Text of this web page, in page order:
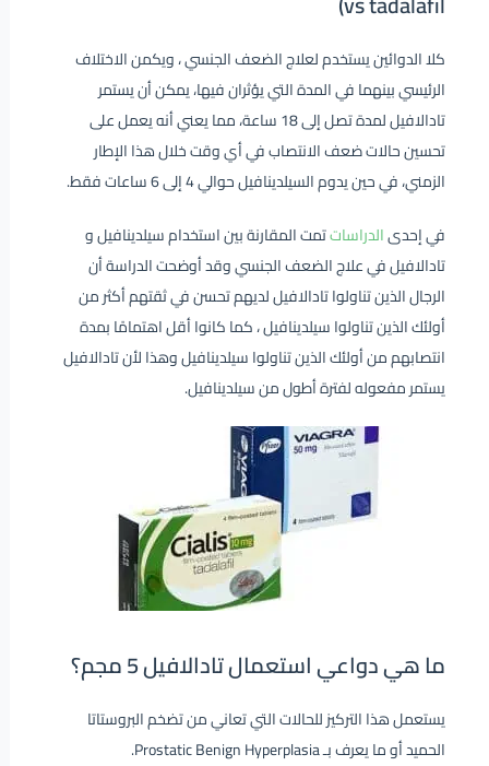
كلا الدوائين يستخدم لعلاج الضعف الجنسي ، ويكمن الاختلاف
الرئيسي بينهما في المدة التي يؤثران فيها، يمكن أن يستمر
تادالافيل لمدة تصل إلى 18 ساعة، مما يعني أنه يعمل على
تحسين حالات ضعف الانتصاب في أي وقت خلال هذا الإطار
الزمني، في حين يدوم السيلدينافيل حوالي 4 إلى 6 ساعات فقط.
في إحدىالدراساتتمت المقارنة بين استخدام سيلدينافيل و
تادالافيل في علاج الضعف الجنسي وقد أوضحت الدراسة أن
الرجال الذين تناولوا تادالافيل لديهم تحسن في ثقتهم أكثر من
أولئك الذين تناولوا سيلدينافيل ، كما كانوا أقل اهتمامًا بمدة
انتصابهم من أولئك الذين تناولوا سيلدينافيل وهذا لأن تادالافيل
يستمر مفعوله لفترة أطول من سيلدينافيل.
ما هي دواعي استعمال تادالافيل 5 مجم؟
يستعمل هذا التركيز للحالات التي تعاني من تضخم البروستاتا
الحميد أو ما يعرف بـ Prostatic
BenignHyperplasia.